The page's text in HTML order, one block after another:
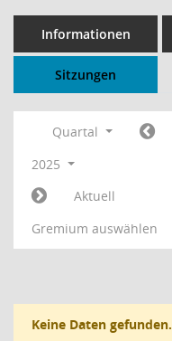
Informationen
Sitzungen
Quartal
2025
Aktuell
Gremium auswählen
Keine Daten gefunden.